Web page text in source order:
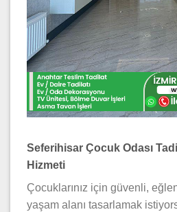
Seferihisar Çocuk Odası
Hizmeti
Çocuklarınız için güvenli,
yaşam alanı tasarlamak